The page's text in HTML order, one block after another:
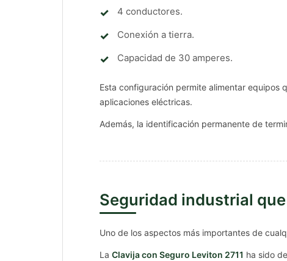
4 conductores.
Conexión a tierra.
Capacidad de 30 amperes.
Esta configuración permite alimentar equipos
aplicaciones eléctricas.
Además, la identificación permanente de
Seguridad industrial
Uno de los aspectos más importantes de
La Clavija con Seguro Leviton 2711 ha sido